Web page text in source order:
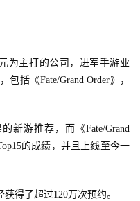
为主打的公司，进军手游业
括《Fate/Grand Order》，
新游推荐，而《Fate/Grand
的成绩，并且上线至今一
得了超过120万次预约。